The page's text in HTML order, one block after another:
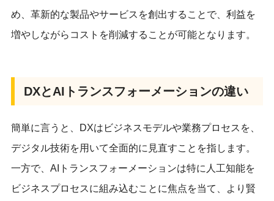
め、革新的な製品やサービスを創出することで、利益を
増やしながらコストを削減することが可能となります。
DXとAIトランスフォーメーションの違い
簡単に言うと、DXはビジネスモデルや業務プロセスを、
デジタル技術を用いて全面的に見直すことを指します。
一方で、AIトランスフォーメーションは特に人工知能を
ビジネスプロセスに組み込むことに焦点を当て、より賢